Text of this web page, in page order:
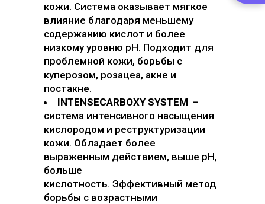
кожи. Система оказывает мягкое
влияние благодаря меньшему
содержанию кислот и более
низкому уровню рН. Подходит для
проблемной кожи, борьбы с
куперозом, розацеа, акне и
постакне.
INTENSECARBOXY SYSTEM –
система интенсивного насыщения
кислородом и реструктуризации
кожи. Обладает более
выраженным действием, выше рН,
больше
кислотность. Эффективный метод
борьбы с возрастными